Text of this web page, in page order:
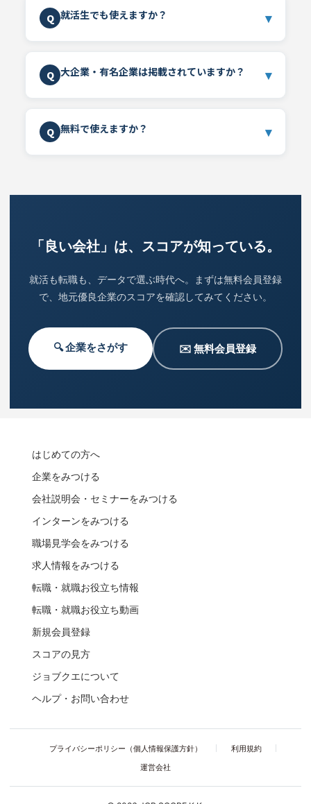
Q 就活生でも使えますか？ ▾
Q 大企業・有名企業は掲載されていますか？ ▾
Q 無料で使えますか？ ▾
「良い会社」は、スコアが知っている。
就活も転職も、データで選ぶ時代へ。まずは無料会員登録
で、地元優良企業のスコアを確認してみてください。
🔍 企業をさがす ✉️ 無料会員登録
はじめての方へ
企業をみつける
会社説明会・セミナーをみつける
インターンをみつける
職場見学会をみつける
求人情報をみつける
転職・就職お役立ち情報
転職・就職お役立ち動画
新規会員登録
スコアの見方
ジョブクエについて
ヘルプ・お問い合わせ
プライバシーポリシー（個人情報保護方針）
利用規約
運営会社